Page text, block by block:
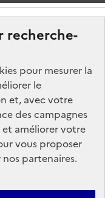
recherche-
pour mesurer la
le
et, avec votre
des campagnes
améliorer votre
vous proposer
partenaires.